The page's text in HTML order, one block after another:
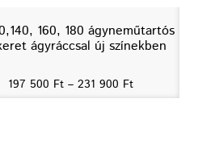
160, 180 ágyneműtartós
ágyráccsal új színekben
197 500 Ft – 231 900 Ft